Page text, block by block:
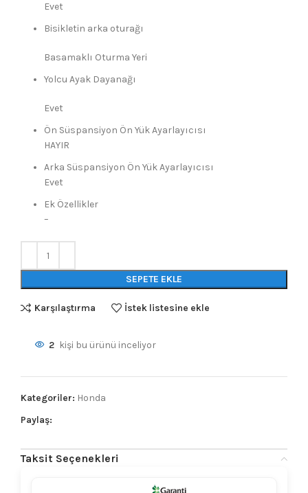
Evet
Bisikletin arka oturağı
Basamaklı Oturma Yeri
Yolcu Ayak Dayanağı
Evet
Ön Süspansiyon Ön Yük Ayarlayıcısı
HAYIR
Arka Süspansiyon Ön Yük Ayarlayıcısı
Evet
Ek Özellikler
–
SEPETE EKLE
Karşılaştırma İstek listesine ekle
2 kişi bu ürünü inceliyor
Kategoriler: Honda
Paylaş:
Taksit Seçenekleri